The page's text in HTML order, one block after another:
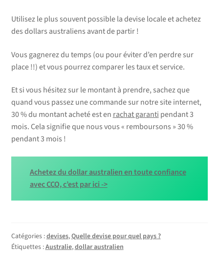
Utilisez le plus souvent possible la devise locale et achetez
des dollars australiens avant de partir !
Vous gagnerez du temps (ou pour éviter d’en perdre sur
place !!) et vous pourrez comparer les taux et service.
Et si vous hésitez sur le montant à prendre, sachez que
quand vous passez une commande sur notre site internet,
30 % du montant acheté est en rachat garanti pendant 3
mois. Cela signifie que nous vous « remboursons » 30 %
pendant 3 mois !
Achetez du dollar australien en toute confiance
avec CCO, c’est par ici ->
Catégories :devises,Quelle devise pour quel pays ?
Étiquettes :Australie,dollar australien